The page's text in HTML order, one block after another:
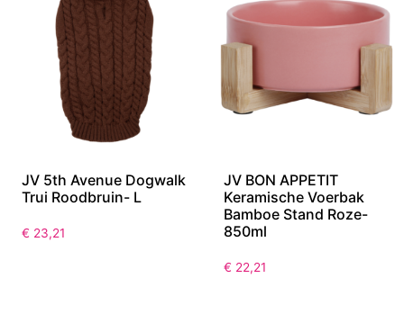
JV 5th Avenue Dogwalk
Trui Roodbruin- L
€ 23,21
JV BON APPETIT
Keramische Voerbak
Bamboe Stand Roze-
850ml
€ 22,21